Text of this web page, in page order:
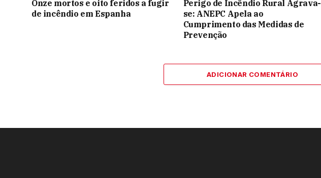
Onze mortos e oito feridos a fugir
de incêndio em Espanha
Perigo de Incêndio Rural Agrava-
se: ANEPC Apela ao
Cumprimento das Medidas de
Prevenção
ADICIONAR COMENTÁRIO